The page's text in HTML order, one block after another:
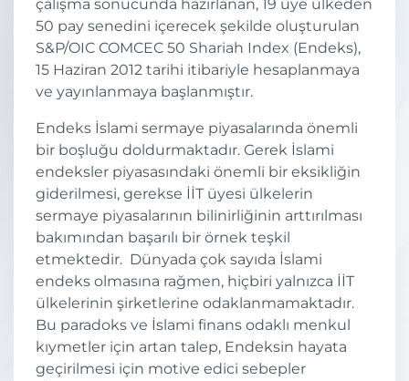
çalışma sonucunda hazırlanan, 19 üye ülkeden
50 pay senedini içerecek şekilde oluşturulan
S&P/OIC COMCEC 50 Shariah Index (Endeks),
15 Haziran 2012 tarihi itibariyle hesaplanmaya
ve yayınlanmaya başlanmıştır.
Endeks İslami sermaye piyasalarında önemli
bir boşluğu doldurmaktadır. Gerek İslami
endeksler piyasasındaki önemli bir eksikliğin
giderilmesi, gerekse İİT üyesi ülkelerin
sermaye piyasalarının bilinirliğinin arttırılması
bakımından başarılı bir örnek teşkil
etmektedir. Dünyada çok sayıda İslami
endeks olmasına rağmen, hiçbiri yalnızca İİT
ülkelerinin şirketlerine odaklanmamaktadır.
Bu paradoks ve İslami finans odaklı menkul
kıymetler için artan talep, Endeksin hayata
geçirilmesi için motive edici sebepler